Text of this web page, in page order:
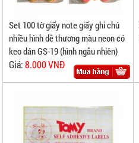
Set 100 tờ giấy note giấy ghi chú
nhiều hình dễ thương màu neon có
keo dán GS-19 (hình ngẫu nhiên)
Giá:8.000 VNĐ